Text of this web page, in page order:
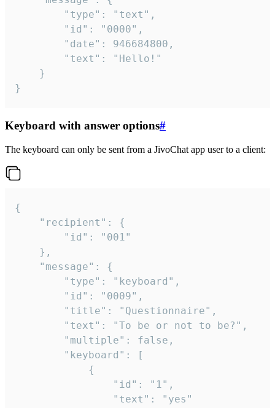
}
Keyboard with answer options#
The keyboard can only be sent from a JivoChat app user to a client:
{